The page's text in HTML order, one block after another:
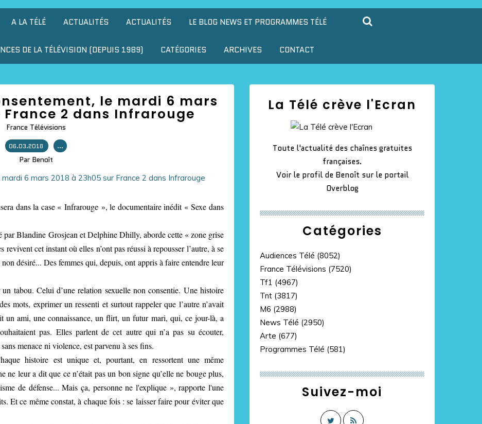
A LA TÉLÉ ACTUALITÉS ACTUALITÉS LE BLOG NEWS ET PROGRAMMES TÉLÉ
DE LA TÉLÉVISION (DEPUIS 1989) CATÉGORIES ARCHIVES CONTACT
le mardi 6 mars
France 2 dans Infrarouge
France Télévisions
06.03.2018 …
Par Benoît
dans la case « Infrarouge », le documentaire inédit «Sexe dans
Blandine Grosjean et Delphine Dhilly, aborde cette « zone grise
cet instant où elles n’ont pas réussi à repousser l’autre, à se
désiré... Des femmes qui, depuis, ont appris à faire entendre leur
tabou. Celui d’une relation sexuelle non consentie. Une histoire
mots, exprimer un ressenti et surtout rappeler que l’autre n’avait
un ami, une connaissance, un flirt, un futur mari, qui, ce jour-là, a
pas. Elles parlent de cet autre qui n’a pas su écouter,
menace ni violence, est parvenu à ses fins.
histoire est unique et, pourtant, en ressortent une même
ne leur a dit que ce n’était pas un bon signe qu’elle ne bouge plus,
de défense... Mais ça, personne ne l'explique », rapporte l'une
Et ce même constat, à chaque fois : se laisser faire pour éviter que
Catégories
Audiences Télé (8052)
France Télévisions (7520)
Tf1 (4967)
Tnt (3817)
M6 (2988)
News Télé (2950)
Arte (677)
Programmes Télé (581)
La Télé crève l'Ecran
Toute l'actualité des chaînes gratuites
françaises.
Voir le profil de Benoît sur le portail
Overblog
Suivez-moi